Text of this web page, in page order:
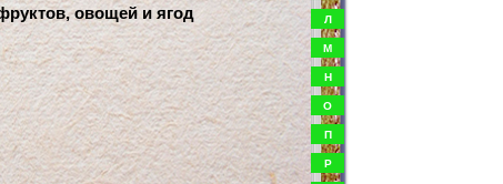
овощей и ягод
Л
М
Н
О
П
Р